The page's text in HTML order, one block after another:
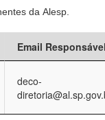
da Alesp.
Email
deco-